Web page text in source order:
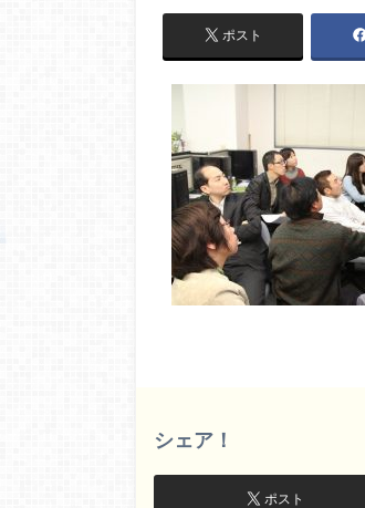
ポスト
シェア！
ポスト